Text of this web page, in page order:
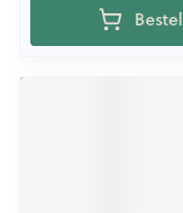
Bestel